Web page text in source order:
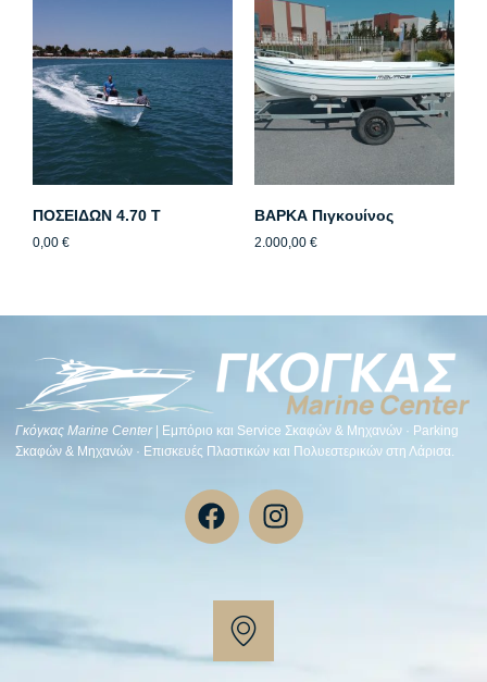
ΠΟΣΕΙΔΩΝ 4.70 T
0,00 €
ΒΑΡΚΑ Πιγκουίνος
2.000,00 €
Γκόγκας Μarine Center| Εμπόριο και Service Σκαφών & Μηχανών · Parking
Σκαφών & Μηχανών · Επισκευές Πλαστικών και Πολυεστερικών στη Λάρισα.